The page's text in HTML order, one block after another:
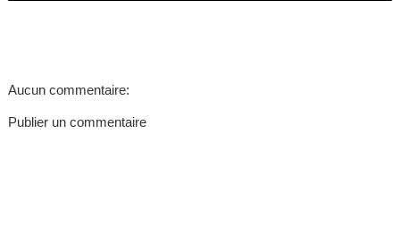
Aucun commentaire:
Publier un commentaire